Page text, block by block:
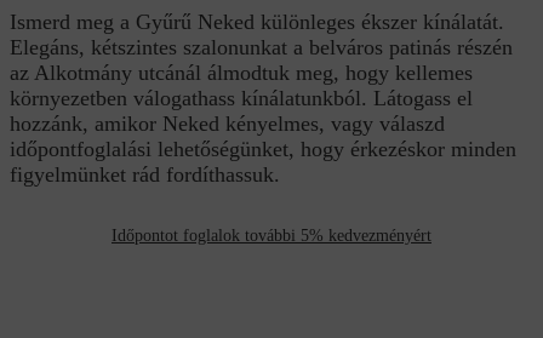
Ismerd meg a Gyűrű Neked különleges ékszer kínálatát.
Elegáns, kétszintes szalonunkat a belváros patinás részén
az Alkotmány utcánál álmodtuk meg, hogy kellemes
környezetben válogathass kínálatunkból. Látogass el
hozzánk, amikor Neked kényelmes, vagy válaszd
időpontfoglalási lehetőségünket, hogy érkezéskor minden
figyelmünket rád fordíthassuk.
Időpontot foglalok további 5% kedvezményért